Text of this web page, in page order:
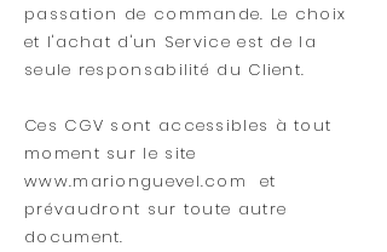
passation de commande. Le choix
et l'achat d'un Service est de la
seule responsabilité du Client.
Ces CGV sont accessibles à tout
moment sur le site
www.marionguevel.com
et
prévaudront sur toute autre
document.